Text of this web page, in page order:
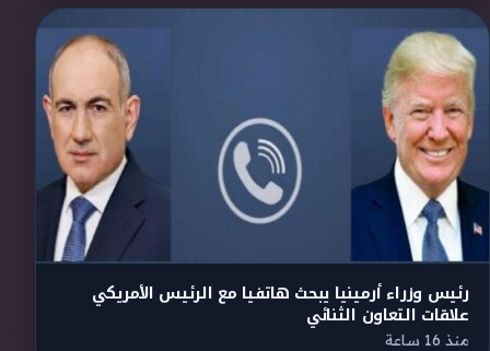
رئيس وزراء أرمينيا يبحث هاتفيا مع الرئيس الأمريكي
علاقات التعاون الثنائي
منذ 16 ساعة